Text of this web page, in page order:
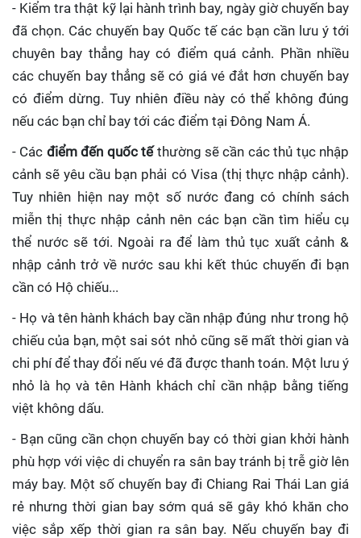
- Kiểm tra thật kỹ lại hành trình bay, ngày giờ chuyến bay
đã chọn. Các chuyến bay Quốc tế các bạn cần lưu ý tới
chuyên bay thẳng hay có điểm quá cảnh. Phần nhiều
các chuyến bay thẳng sẽ có giá vé đắt hơn chuyến bay
có điểm dừng. Tuy nhiên điều này có thể không đúng
nếu các bạn chỉ bay tới các điểm tại Đông Nam Á.
- Các điểm đến quốc tếthường sẽ cần các thủ tục nhập
cảnh sẽ yêu cầu bạn phải có Visa (thị thực nhập cảnh).
Tuy nhiên hiện nay một số nước đang có chính sách
miễn thị thực nhập cảnh nên các bạn cần tìm hiểu cụ
thể nước sẽ tới. Ngoài ra để làm thủ tục xuất cảnh &
nhập cảnh trở về nước sau khi kết thúc chuyến đi bạn
cần có Hộ chiếu...
- Họ và tên hành khách bay cần nhập đúng như trong hộ
chiếu của bạn, một sai sót nhỏ cũng sẽ mất thời gian và
chi phí để thay đổi nếu vé đã được thanh toán. Một lưu ý
nhỏ là họ và tên Hành khách chỉ cần nhập bằng tiếng
việt không dấu.
- Bạn cũng cần chọn chuyến bay có thời gian khởi hành
phù hợp với việc di chuyển ra sân bay tránh bị trễ giờ lên
máy bay. Một số chuyến bay đi Chiang Rai Thái Lan giá
rẻ nhưng thời gian bay sớm quá sẽ gây khó khăn cho
việc sắp xếp thời gian ra sân bay. Nếu chuyến bay đi